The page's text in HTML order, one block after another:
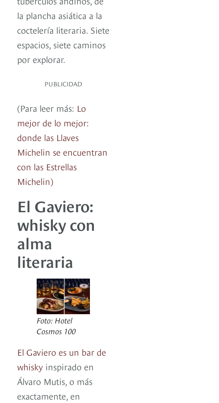
la plancha asiática a la
coctelería literaria. Siete
espacios, siete caminos
por explorar.
PUBLICIDAD
(Para leer más: Lo
mejor de lo mejor:
donde las Llaves
Michelin se encuentran
con las Estrellas
Michelin)
El Gaviero:
whisky con
alma
literaria
Foto: Hotel
Cosmos 100
El Gaviero es un bar de
whisky inspirado en
Álvaro Mutis, o más
exactamente, en